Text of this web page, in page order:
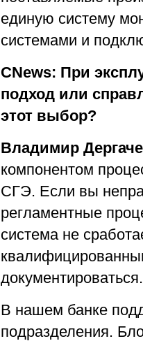
единую систему
системами и
CNews: При
подход или
этот выбор?
Владимир
компонентом
СГЭ. Если вы
регламентные
система не
документироваться.
В нашем банке
подразделения.